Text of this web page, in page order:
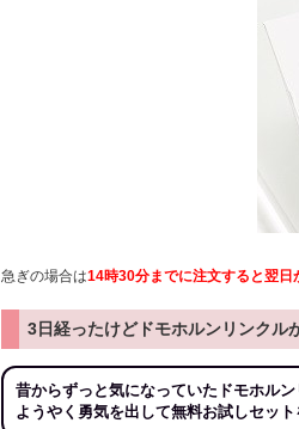
急ぎの場合は14時30分までに注文すると翌日
3日経ったけどドモホルンリンクル
昔からずっと気になっていたドモホルン
ようやく勇気を出して無料お試しセッ